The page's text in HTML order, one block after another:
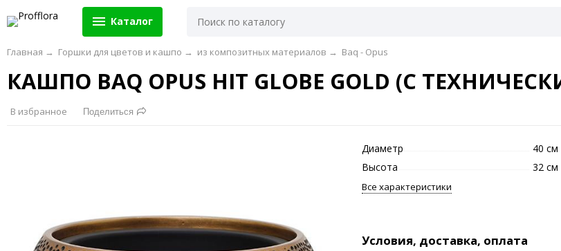
Каталог
Главная → Горшки для цветов и кашпо → из композитных материалов → Baq - Opus
КАШПО BAQ OPUS HIT GLOBE GOLD (С
В избранное Поделиться
Диаметр
40 см
Высота
32 см
Все характеристики
Условия, доставка, оплата